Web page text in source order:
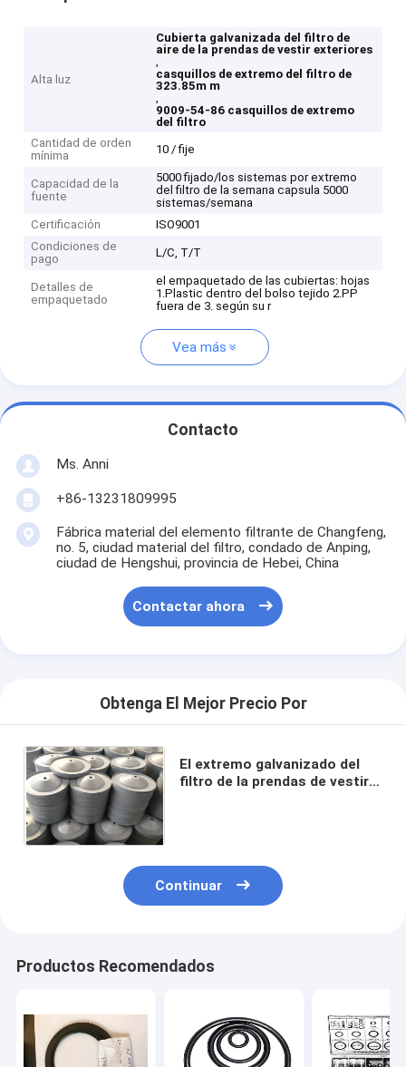
Alta luz
Cubierta galvanizada del filtro de
aire de la prendas de vestir exteriores
,
casquillos de extremo del filtro de
323.85m m
,
9009-54-86 casquillos de extremo
del filtro
Cantidad de orden
mínima
10 / fije
Capacidad de la
fuente
5000 fijado/los sistemas por extremo
del filtro de la semana capsula 5000
sistemas/semana
Certificación
ISO9001
Condiciones de
pago
L/C, T/T
Detalles de
empaquetado
el empaquetado de las cubiertas: hojas
1.Plastic dentro del bolso tejido 2.PP
fuera de 3. según su r
Vea más
Contacto
Ms. Anni
+86-13231809995
Fábrica material del elemento filtrante de Changfeng,
no. 5, ciudad material del filtro, condado de Anping,
ciudad de Hengshui, provincia de Hebei, China
Contactar ahora
Obtenga El Mejor Precio Por
El extremo galvanizado del
filtro de la prendas de vestir
Continuar
Productos Recomendados